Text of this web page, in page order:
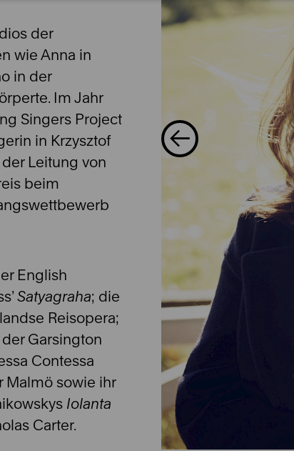
der
wie Anna in
in der
Im Jahr
Singers Project
in Krzysztof
Leitung von
beim
English
Satyagraha; die
Reisopera;
Garsington
Contessa
Malmö sowie ihr
Iolanta
Carter.